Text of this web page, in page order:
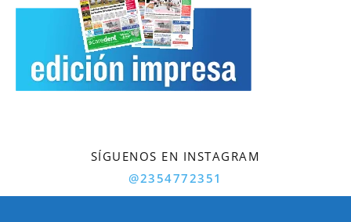
SÍGUENOS EN INSTAGRAM
@2354772351